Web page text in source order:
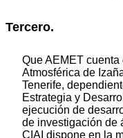
Tercero.
Que AEMET
Atmosférica de
Tenerife,
Estrategia y
ejecución de
de investigación de
CIAI dispone en la